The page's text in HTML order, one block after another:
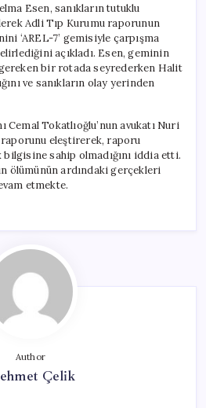
Esen, sanıkların tutuklu
Adli Tıp Kurumu raporunun
‘AREL-7’ gemisiyle çarpışma
açıkladı. Esen, geminin
bir rotada seyrederken Halit
ve sanıkların olay yerinden
Cemal Tokatlıoğlu’nun avukatı Nuri
eleştirerek, raporu
sahip olmadığını iddia etti.
ölümünün ardındaki gerçekleri
etmekte.
Author
Çelik